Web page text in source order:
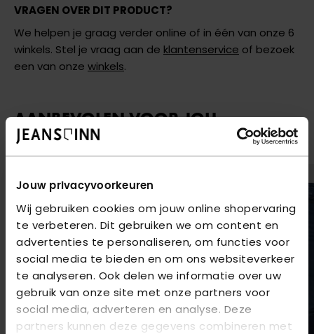
Jouw privacyvoorkeuren
Wij gebruiken cookies om jouw online shopervaring
te verbeteren. Dit gebruiken we om content en
advertenties te personaliseren, om functies voor
social media te bieden en om ons websiteverkeer
te analyseren. Ook delen we informatie over uw
gebruik van onze site met onze partners voor
social media, adverteren en analyse. Deze
partners kunnen deze gegevens combineren met
VRAGEN OVER DIT PRODUCT?
We helpen je graag verder online of in één van onze 6
winkels. Stel je vraag aan de klantenservice of bezoek
een van onze winkels.
AANBEVOLEN VOOR JOU
Shop hier de meest recente jeans van New Star